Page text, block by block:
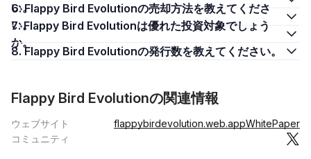
い。
6. Flappy Bird Evolutionの売却方法を教えてくださ
い。
7. Flappy Bird Evolutionは優れた投資対象でしょう
か。
8. Flappy Bird Evolutionの発行数を教えてください。
Flappy Bird Evolutionの関連情報
ウェブサイト flappybirdevolution.web.appWhitePaper
コミュニティ